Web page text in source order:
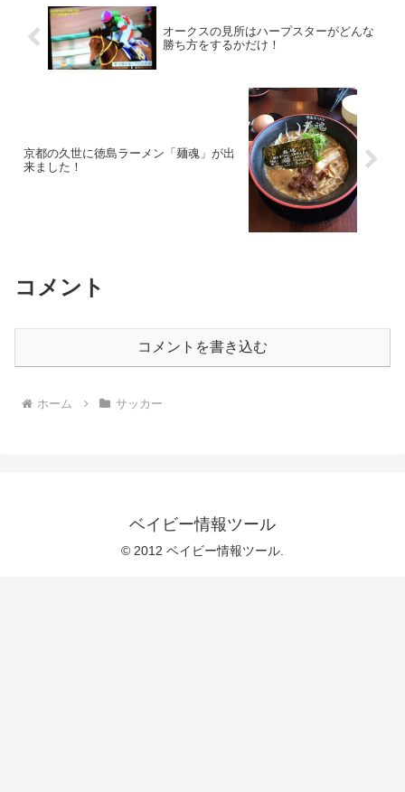
オークスの見所はハープスターがどんな
勝ち方をするかだけ！
京都の久世に徳島ラーメン「麺魂」が出
来ました！
コメント
コメントを書き込む
ホーム サッカー
ベイビー情報ツール
© 2012 ベイビー情報ツール.